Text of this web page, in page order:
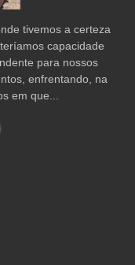
tivemos a certeza
capacidade
para nossos
enfrentando, na
em que...